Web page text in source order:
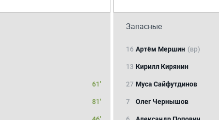
61'
81'
Запасные
16 Артём Мершин (вр)
13 Кирилл Кирянин
27 Муса Сайфутдинов
7 Олег Чернышов